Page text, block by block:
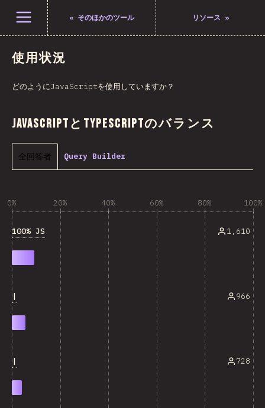
メニューを開く « そのほかのツール リソース »
使用状況
どのようにJavaScriptを使用していますか？
JavaScriptとTypeScriptのバランス
全回答者 Query Builder
0% 20% 40% 60% 80% 100%
100% JS 1,610
| 966
| 728